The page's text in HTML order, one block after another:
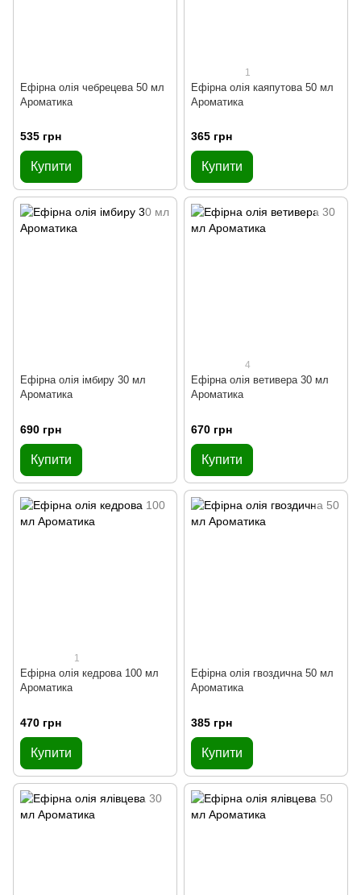
Ефірна олія чебрецева 50 мл
Ароматика
535 грн
Купити
1
Ефірна олія каяпутова 50 мл
Ароматика
365 грн
Купити
Ефірна олія імбиру 30 мл
Ароматика
690 грн
Купити
4
Ефірна олія ветивера 30 мл
Ароматика
670 грн
Купити
1
Ефірна олія кедрова 100 мл
Ароматика
470 грн
Купити
Ефірна олія гвоздична 50 мл
Ароматика
385 грн
Купити